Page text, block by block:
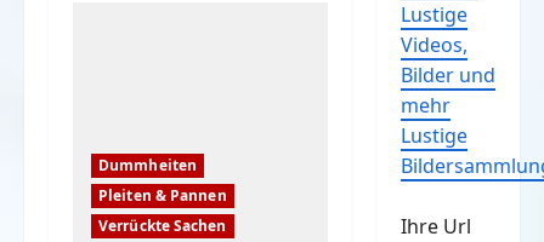
Dummheiten
Pleiten & Pannen
Verrückte Sachen
Lustige
Videos,
Bilder und
mehr
Lustige
Ihre Url